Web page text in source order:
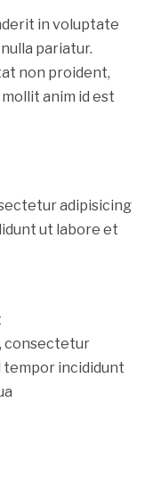
in voluptate
pariatur.
non proident,
anim id est
adipisicing
ut labore et
consectetur
tempor incididunt